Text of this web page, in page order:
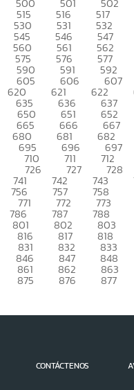
500 501 502
515 516 517
530 531 532
545 546 547
560 561 562
575 576 577
590 591 592
605 606 607
620 621 622
635 636 637
650 651 652
665 666 667
680 681 682
695 696 697
710 711 712
726 727 728
741 742 743
756 757 758
771 772 773
786 787 788
801 802 803
816 817 818
831 832 833
846 847 848
861 862 863
875 876 877
CONTÁCTENOS